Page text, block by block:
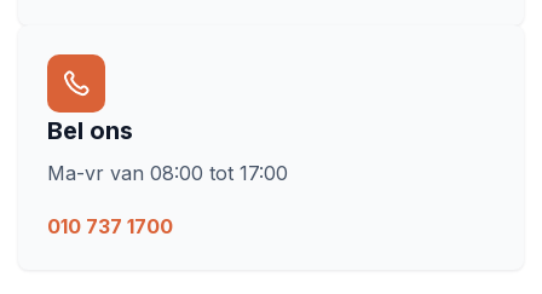
Bel ons
Ma-vr van 08:00 tot 17:00
010 737 1700